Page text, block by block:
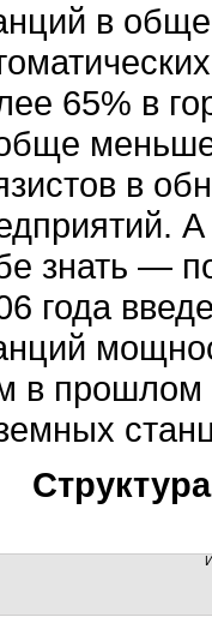
в
65% в
в
знать —
года
в прошлом